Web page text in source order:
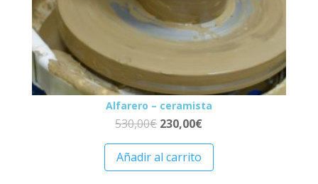
Alfarero – ceramista
530,00€ 230,00€
Añadir al carrito